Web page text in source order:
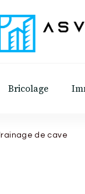
Bricolage
de cave